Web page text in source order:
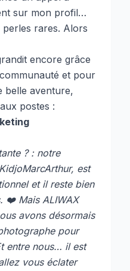
sur mon profil…
perles rares. Alors
encore grâce
et pour
belle aventure,
postes :
? : notre
est
et il reste bien
❤️ Mais ALIWAX
avons désormais
pour
entre nous… il est
vous éclater